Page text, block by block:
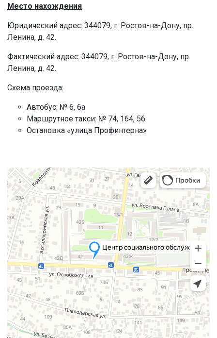
Место нахождения
Юридический адрес: 344079, г. Ростов-на-Дону, пр.
Ленина, д. 42.
Фактический адрес: 344079, г. Ростов-на-Дону, пр.
Ленина, д. 42.
Схема проезда:
Автобус: № 6, 6а
Маршрутное такси: № 74, 164, 56
Остановка «улица Профинтерна»